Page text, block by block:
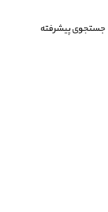
جستجوی پیشرفته